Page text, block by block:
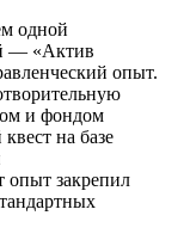
одной
— «Актив
опыт.
и фондом
на базе
опыт закрепил